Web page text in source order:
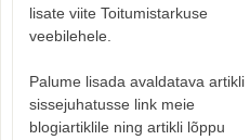
lisate viite Toitumistarkuse
veebilehele.
Palume lisada avaldatava artikli
sissejuhatusse link meie
blogiartiklile ning artikli lõppu